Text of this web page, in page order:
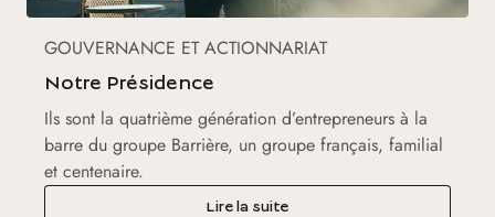
GOUVERNANCE ET ACTIONNARIAT
Notre Présidence
Ils sont la quatrième génération d’entrepreneurs à la
barre du groupe Barrière, un groupe français, familial
et centenaire.
Lire la suite